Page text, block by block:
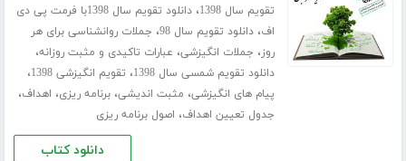
تقویم سال 1398
،
دانلود تقویم سال 1398با فرمت پی دی
اف،دانلود تقویم سال 98 ، جملات روانشناسی برای هر
روز، جملات انگیزشی، عبارات تاکیدی و مثبت روزانه،
دانلود تقویم شمسی سال 1398 ، تقویم انگیزشی 1398 ،
پیام های انگیزشی، مثبت اندیشی،برنامه ریزی، اهداف،
جدول تعیین اهداف، اصول برنامه ریزی
دانلود کتاب